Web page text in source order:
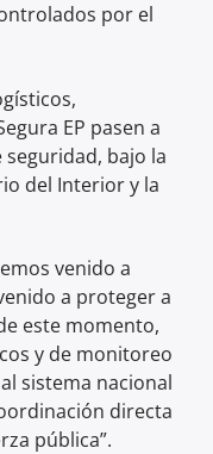
por el
EP pasen a
bajo la
del Interior y la
venido a
a proteger a
este momento,
y de monitoreo
sistema nacional
directa
pública”.